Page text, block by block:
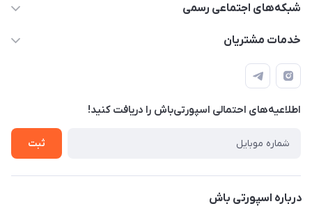
15 13 222 0900
شبکه‌های اجتماعی رسمی
کانال آپارات
خدمات مشتریان
درخواست پشتیبانی جدید
مشاهده لیست تیکت‌ها
لیست کد رهگیری پستی
شرایط بازگردانی کالا
اطلاعیه‌های احتمالی اسپورتی‌باش را دریافت کنید!
ثبت
درباره اسپورتی باش